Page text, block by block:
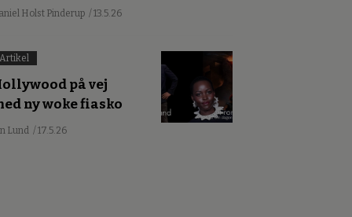
Holst Pinderup / 13.5.26
Artikel
på vej
ny woke fiasko
Lund / 17.5.26